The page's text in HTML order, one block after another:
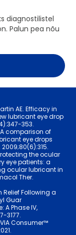
diagnostilistel
Palun pea nõu
AE. Efficacy in
lubricant eye drop
353.
A comparison of
eye drops
the ocular
eye patients: a
ocular lubricant in
Ther.
Relief Following a
Guar
A Phase IV,
3177.
Consumer™